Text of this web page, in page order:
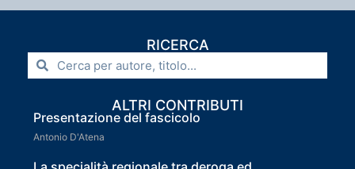
RICERCA
ALTRI CONTRIBUTI
Presentazione del fascicolo
Antonio D'Atena